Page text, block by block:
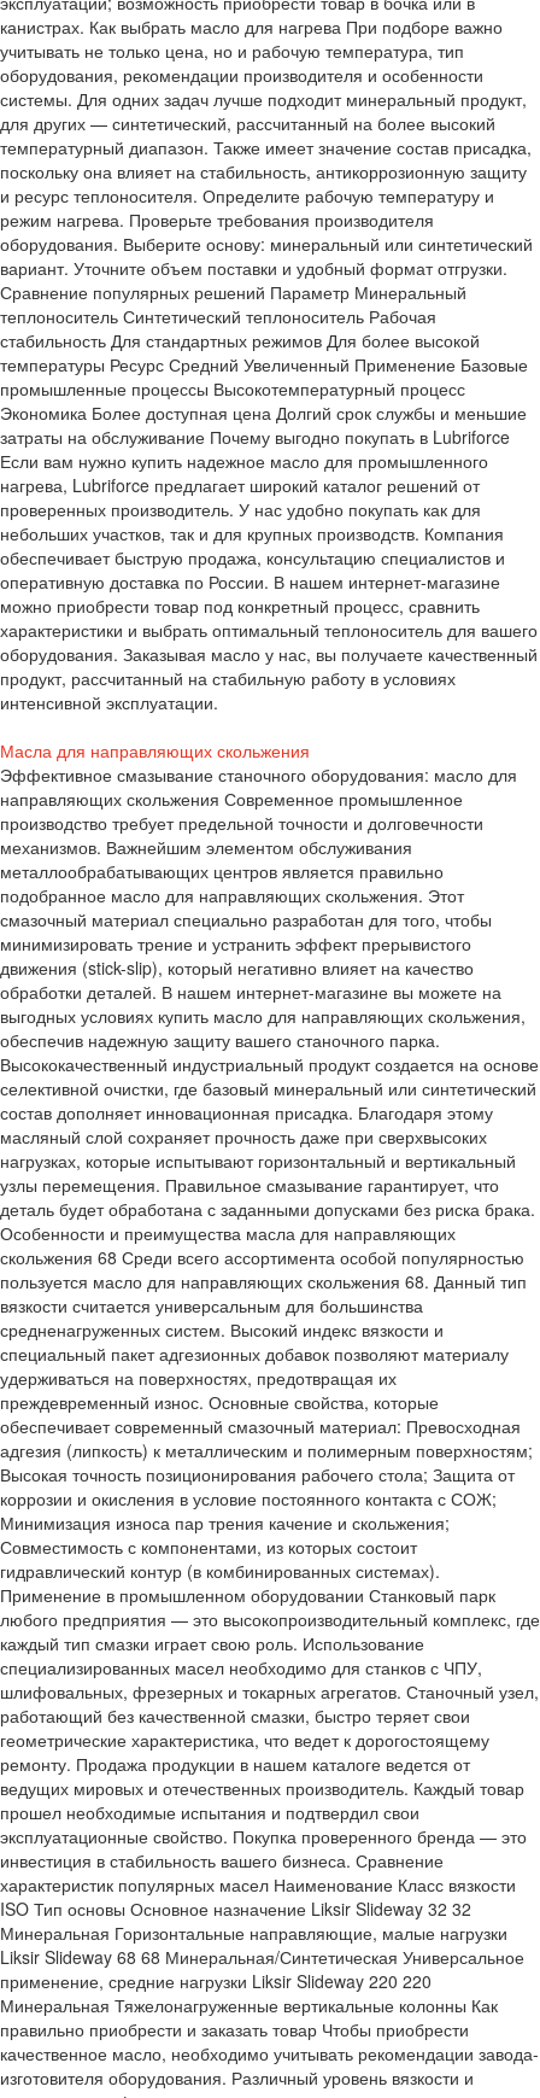
канистрах. Как выбрать масло для нагрева При подборе важно
учитывать не только цена, но и рабочую температура, тип
оборудования, рекомендации производителя и особенности
системы. Для одних задач лучше подходит минеральный продукт,
для других — синтетический, рассчитанный на более высокий
температурный диапазон. Также имеет значение состав присадка,
поскольку она влияет на стабильность, антикоррозионную защиту
и ресурс теплоносителя. Определите рабочую температуру и
режим нагрева. Проверьте требования производителя
оборудования. Выберите основу: минеральный или синтетический
вариант. Уточните объем поставки и удобный формат отгрузки.
Сравнение популярных решений Параметр Минеральный
теплоноситель Синтетический теплоноситель Рабочая
стабильность Для стандартных режимов Для более высокой
температуры Ресурс Средний Увеличенный Применение Базовые
промышленные процессы Высокотемпературный процесс
Экономика Более доступная цена Долгий срок службы и меньшие
затраты на обслуживание Почему выгодно покупать в Lubriforce
Если вам нужно купить надежное масло для промышленного
нагрева, Lubriforce предлагает широкий каталог решений от
проверенных производитель. У нас удобно покупать как для
небольших участков, так и для крупных производств. Компания
обеспечивает быструю продажа, консультацию специалистов и
оперативную доставка по России. В нашем интернет-магазине
можно приобрести товар под конкретный процесс, сравнить
характеристики и выбрать оптимальный теплоноситель для вашего
оборудования. Заказывая масло у нас, вы получаете качественный
продукт, рассчитанный на стабильную работу в условиях
интенсивной эксплуатации.
Масла для направляющих скольжения
Эффективное смазывание станочного оборудования: масло для
направляющих скольжения Современное промышленное
производство требует предельной точности и долговечности
механизмов. Важнейшим элементом обслуживания
металлообрабатывающих центров является правильно
подобранное масло для направляющих скольжения. Этот
смазочный материал специально разработан для того, чтобы
минимизировать трение и устранить эффект прерывистого
движения (stick-slip), который негативно влияет на качество
обработки деталей. В нашем интернет-магазине вы можете на
выгодных условиях купить масло для направляющих скольжения,
обеспечив надежную защиту вашего станочного парка.
Высококачественный индустриальный продукт создается на основе
селективной очистки, где базовый минеральный или синтетический
состав дополняет инновационная присадка. Благодаря этому
масляный слой сохраняет прочность даже при сверхвысоких
нагрузках, которые испытывают горизонтальный и вертикальный
узлы перемещения. Правильное смазывание гарантирует, что
деталь будет обработана с заданными допусками без риска брака.
Особенности и преимущества масла для направляющих
скольжения 68 Среди всего ассортимента особой популярностью
пользуется масло для направляющих скольжения 68. Данный тип
вязкости считается универсальным для большинства
средненагруженных систем. Высокий индекс вязкости и
специальный пакет адгезионных добавок позволяют материалу
удерживаться на поверхностях, предотвращая их
преждевременный износ. Основные свойства, которые
обеспечивает современный смазочный материал: Превосходная
адгезия (липкость) к металлическим и полимерным поверхностям;
Высокая точность позиционирования рабочего стола; Защита от
коррозии и окисления в условие постоянного контакта с СОЖ;
Минимизация износа пар трения качение и скольжения;
Совместимость с компонентами, из которых состоит
гидравлический контур (в комбинированных системах).
Применение в промышленном оборудовании Станковый парк
любого предприятия — это высокопроизводительный комплекс, где
каждый тип смазки играет свою роль. Использование
специализированных масел необходимо для станков с ЧПУ,
шлифовальных, фрезерных и токарных агрегатов. Станочный узел,
работающий без качественной смазки, быстро теряет свои
геометрические характеристика, что ведет к дорогостоящему
ремонту. Продажа продукции в нашем каталоге ведется от
ведущих мировых и отечественных производитель. Каждый товар
прошел необходимые испытания и подтвердил свои
эксплуатационные свойство. Покупка проверенного бренда — это
инвестиция в стабильность вашего бизнеса. Сравнение
характеристик популярных масел Наименование Класс вязкости
ISO Тип основы Основное назначение Liksir Slideway 32 32
Минеральная Горизонтальные направляющие, малые нагрузки
Liksir Slideway 68 68 Минеральная/Синтетическая Универсальное
применение, средние нагрузки Liksir Slideway 220 220
Минеральная Тяжелонагруженные вертикальные колонны Как
правильно приобрести и заказать товар Чтобы приобрести
качественное масло, необходимо учитывать рекомендации завода-
изготовителя оборудования. Различный уровень вязкости и